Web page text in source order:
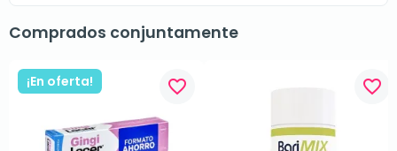
Comprados conjuntamente
¡En oferta! favorite_border favorite_border